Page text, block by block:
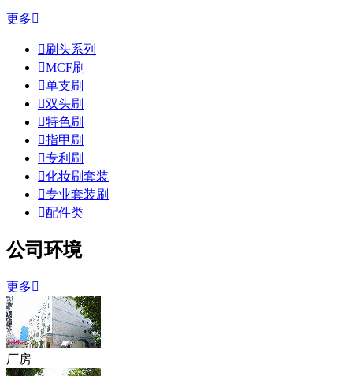
更多
刷头系列
MCF刷
单支刷
双头刷
特色刷
指甲刷
专利刷
化妆刷套装
专业套装刷
配件类
公司环境
更多
厂房